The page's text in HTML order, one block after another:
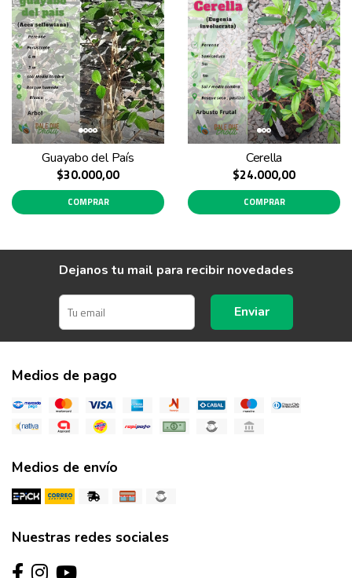
Guayabo del País
$30.000,00
COMPRAR
Cerella
$24.000,00
COMPRAR
Dejanos tu mail para recibir novedades
Enviar
Medios de pago
Medios de envío
Nuestras redes sociales